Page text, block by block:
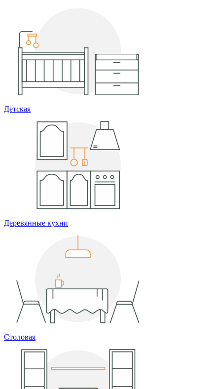
Детская
Деревянные кухни
Столовая